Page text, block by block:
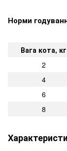
Норми
Вага кота, кг
2
4
6
8